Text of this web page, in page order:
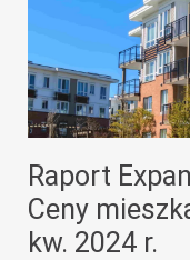
Raport
Ceny
kw. 2024 r.